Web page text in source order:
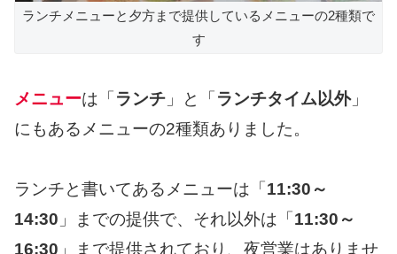
ランチメニューと夕方まで提供しているメニューの2種類で
す
メニューは「 ランチ 」と「 ランチタイム以外」
にもあるメニューの2種類ありました。
ランチと書いてあるメニューは「 11:30～
14:30 」までの提供で、それ以外は「 11:30～
16:30 」まで提供されており、夜営業はありませ